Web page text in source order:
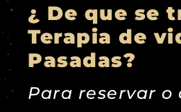
¿ De que se
Terapia de
Pasadas?
Para reservar o